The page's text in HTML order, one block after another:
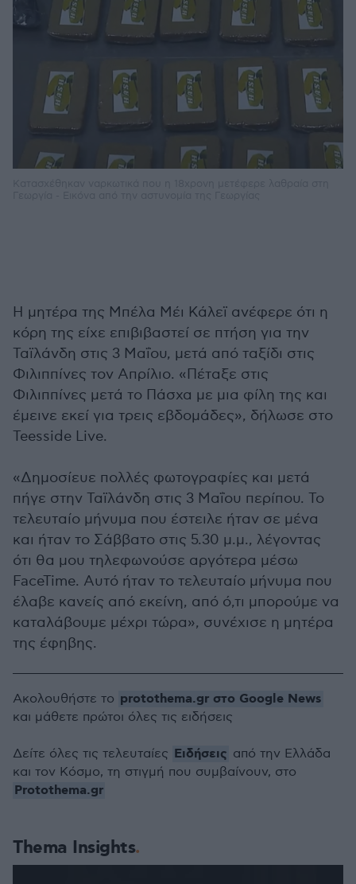
Η μητέρα της Μπέλα Μέι Κάλεϊ ανέφερε ότι η
κόρη της είχε επιβιβαστεί σε πτήση για την
Ταϊλάνδη στις 3 Μαΐου, μετά από ταξίδι στις
Φιλιππίνες τον Απρίλιο. «Πέταξε στις
Φιλιππίνες μετά το Πάσχα με μια φίλη της και
έμεινε εκεί για τρεις εβδομάδες», δήλωσε στο
Teesside Live.
«Δημοσίευε πολλές φωτογραφίες και μετά
πήγε στην Ταϊλάνδη στις 3 Μαΐου περίπου. Το
τελευταίο μήνυμα που έστειλε ήταν σε μένα
και ήταν το Σάββατο στις 5.30 μ.μ., λέγοντας
ότι θα μου τηλεφωνούσε αργότερα μέσω
FaceTime. Αυτό ήταν το τελευταίο μήνυμα που
έλαβε κανείς από εκείνη, από ό,τι μπορούμε να
καταλάβουμε μέχρι τώρα», συνέχισε η μητέρα
της έφηβης.
Thema Insights
Ακολουθήστε το protothema.gr στο Google News
και μάθετε πρώτοι όλες τις ειδήσεις
Δείτε όλες τις τελευταίες Ειδήσεις από την Ελλάδα
και τον Κόσμο, τη στιγμή που συμβαίνουν, στο
Protothema.gr